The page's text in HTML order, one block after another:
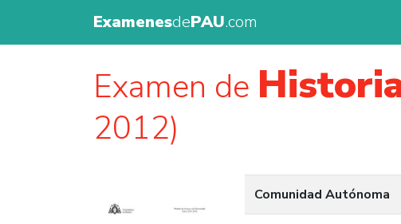
ExamenesdePAU.com
Examen de
2012)
Comunidad Autónoma